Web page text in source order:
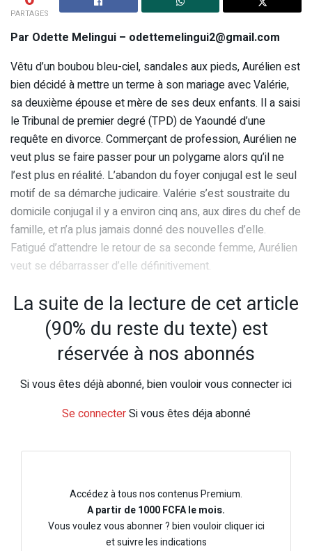
PARTAGES
Par Odette Melingui – odettemelingui2@gmail.com
Vêtu d’un boubou bleu-ciel, sandales aux pieds, Aurélien est
bien décidé à mettre un terme à son mariage avec Valérie,
sa deuxième épouse et mère de ses deux enfants. Il a saisi
le Tribunal de premier degré (TPD) de Yaoundé d’une
requête en divorce. Commerçant de profession, Aurélien ne
veut plus se faire passer pour un polygame alors qu’il ne
l’est plus en réalité. L’abandon du foyer conjugal est le seul
motif de sa démarche judicaire. Valérie s’est soustraite du
domicile conjugal il y a environ cinq ans, aux dires du chef de
famille, et n’a plus jamais donné des nouvelles d’elle.
Fatigué d’attendre le retour de sa seconde femme, Aurélien
veut se débarrasser d’elle définitivement.
La suite de la lecture de cet article
(90% du reste du texte) est
réservée à nos abonnés
Si vous êtes déjà abonné, bien vouloir vous connecter ici
Se connecterSi vous êtes déja abonné
Accédez à tous nos contenus Premium.
A partir de 1000 FCFA le mois.
Vous voulez vous abonner ? bien vouloir cliquer ici
et suivre les indications